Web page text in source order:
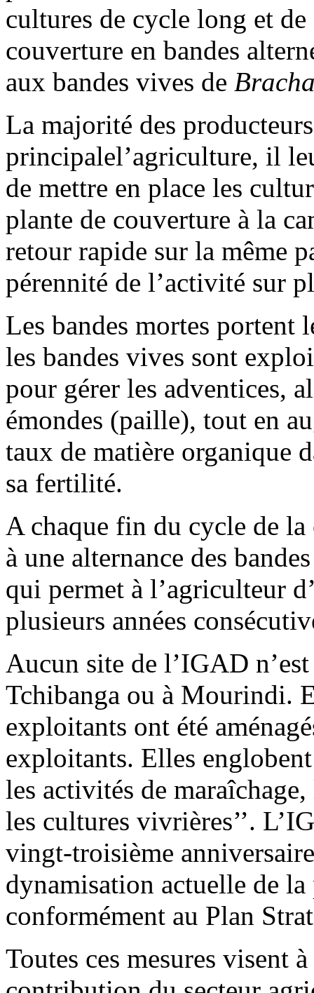
cultures de cycle long et
couverture en bandes
aux bandes vives de
La majorité des
principalel’agriculture, il
de mettre en place les
plante de couverture à la
retour rapide sur la même
pérennité de l’activité sur
Les bandes mortes portent
les bandes vives sont
pour gérer les adventices,
émondes (paille), tout en
taux de matière organique
sa fertilité.
A chaque fin du cycle de
à une alternance des
qui permet à l’agriculteur
plusieurs années
Aucun site de l’IGAD
Tchibanga ou à Mourindi.
exploitants ont été
exploitants. Elles
les activités de
les cultures vivrières’’.
vingt-troisième
dynamisation actuelle de
conformément au Plan
Toutes ces mesures visent